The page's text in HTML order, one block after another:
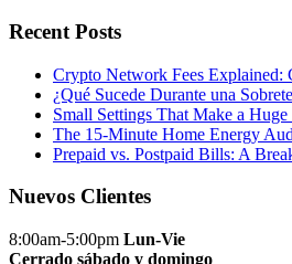
Recent Posts
Crypto Network Fees Explained:
¿Qué Sucede Durante una
Small Settings That Make a
The 15-Minute Home Energy
Prepaid vs. Postpaid Bills: A
Nuevos Clientes
8:00am-5:00pm Lun-Vie
Cerrado sábado y domingo